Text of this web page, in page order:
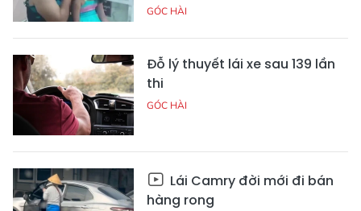
GÓC HÀI
Đỗ lý thuyết lái xe sau 139 lần
thi
GÓC HÀI
Lái Camry đời mới đi bán
hàng rong